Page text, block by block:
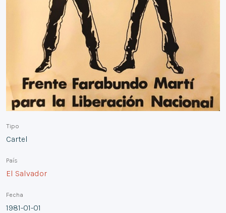
Tipo
Cartel
País
El Salvador
Fecha
1981-01-01